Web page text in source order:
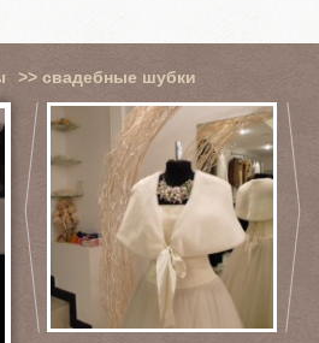
>> свадебные шубки